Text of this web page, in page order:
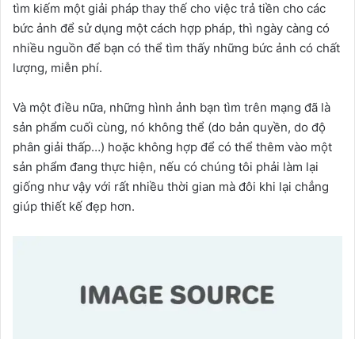
tìm kiếm một giải pháp thay thế cho việc trả tiền cho các
bức ảnh để sử dụng một cách hợp pháp, thì ngày càng có
nhiều nguồn để bạn có thể tìm thấy những bức ảnh có chất
lượng, miễn phí.
Và một điều nữa, những hình ảnh bạn tìm trên mạng đã là
sản phẩm cuối cùng, nó không thể (do bản quyền, do độ
phân giải thấp…) hoặc không hợp để có thể thêm vào một
sản phẩm đang thực hiện, nếu có chúng tôi phải làm lại
giống như vậy với rất nhiều thời gian mà đôi khi lại chẳng
giúp thiết kế đẹp hơn.